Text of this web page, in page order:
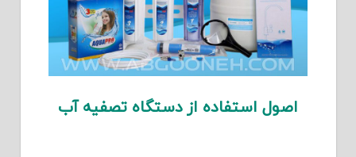
اصول استفاده از دستگاه تصفیه آب